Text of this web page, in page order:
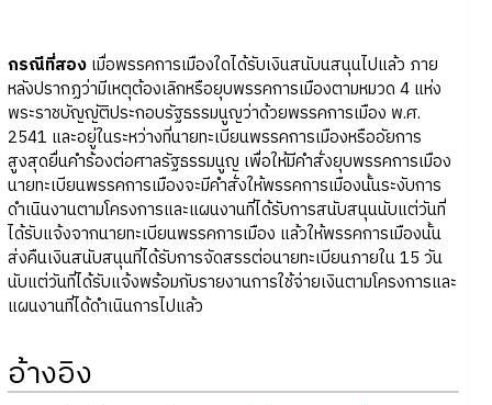
กรณีที่สองเมื่อพรรคการเมืองใดได้รับเงินสนับนสนุนไปแล้ว ภาย
หลังปรากฏว่ามีเหตุต้องเลิกหรือยุบพรรคการเมืองตามหมวด 4 แห่ง
พระราชบัญญัติประกอบรัฐธรรมนูญว่าด้วยพรรคการเมือง พ.ศ.
2541 และอยู่ในระหว่างที่นายทะเบียนพรรคการเมืองหรืออัยการ
สูงสุดยื่นคำร้องต่อศาลรัฐธรรมนูญ เพื่อให้มีคำสั่งยุบพรรคการเมือง
นายทะเบียนพรรคการเมืองจะมีคำสั่งให้พรรคการเมืองนั้นระงับการ
ดำเนินงานตามโครงการและแผนงานที่ได้รับการสนับสนุนนับแต่วันที่
ได้รับแจ้งจากนายทะเบียนพรรคการเมือง แล้วให้พรรคการเมืองนั้น
ส่งคืนเงินสนับสนุนที่ได้รับการจัดสรรต่อนายทะเบียนภายใน 15 วัน
นับแต่วันที่ได้รับแจ้งพร้อมกับรายงานการใช้จ่ายเงินตามโครงการและ
แผนงานที่ได้ดำเนินการไปแล้ว
อ้างอิง